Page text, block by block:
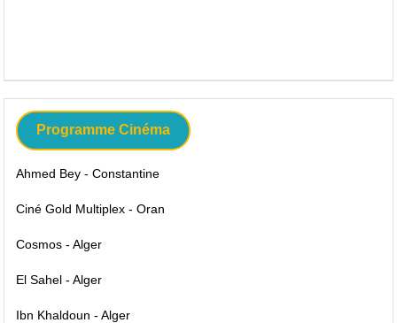
Programme Cinéma
Ahmed Bey - Constantine
Ciné Gold Multiplex - Oran
Cosmos - Alger
El Sahel - Alger
Ibn Khaldoun - Alger